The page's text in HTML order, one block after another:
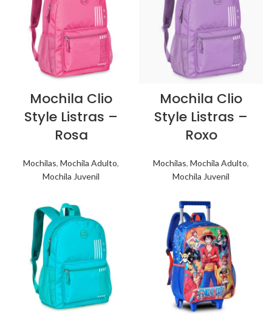
Mochila Clio
Style Listras –
Rosa
Mochilas, Mochila Adulto,
Mochila Juvenil
Mochila Clio
Style Listras –
Roxo
Mochilas, Mochila Adulto,
Mochila Juvenil